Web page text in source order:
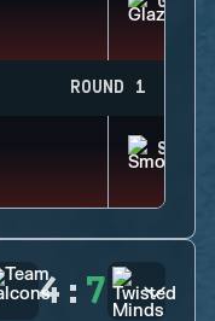
ROUND 1
SMOKE
4 : 7